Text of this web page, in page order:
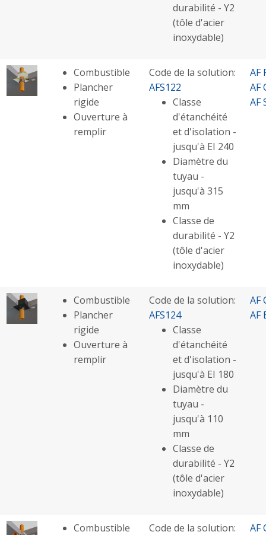
durabilité - Y2
(tôle d'acier
inoxydable)
Combustible
Plancher
rigide
Ouverture à
remplir
Code de la solution:
AFS122
Classe
d'étanchéité
et d'isolation -
jusqu'à EI 240
Diamètre du
tuyau -
jusqu'à 315
mm
Classe de
durabilité - Y2
(tôle d'acier
inoxydable)
AF
AF
AF
Combustible
Plancher
rigide
Ouverture à
remplir
Code de la solution:
AFS124
Classe
d'étanchéité
et d'isolation -
jusqu'à EI 180
Diamètre du
tuyau -
jusqu'à 110
mm
Classe de
durabilité - Y2
(tôle d'acier
inoxydable)
AF
AF
Combustible
Code de la solution:
AF